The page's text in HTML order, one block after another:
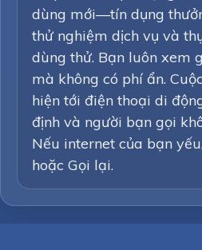
dùng mới—tín dụng
thử nghiệm dịch vụ và
dùng thử. Bạn luôn xem
mà không có phí ẩn.
hiện tới điện thoại di
định và người bạn gọi
Nếu internet của bạn
hoặc Gọi lại.